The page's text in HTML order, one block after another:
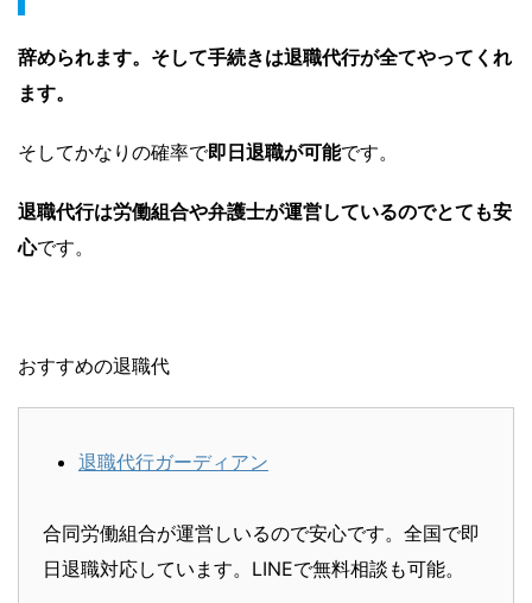
辞められます。そして手続きは退職代行が全てやってくれ
ます。
そしてかなりの確率で即日退職が可能です。
退職代行は労働組合や弁護士が運営しているのでとても安
心です。
おすすめの退職代
退職代行ガーディアン
合同労働組合が運営しいるので安心です。全国で即
日退職対応しています。LINEで無料相談も可能。